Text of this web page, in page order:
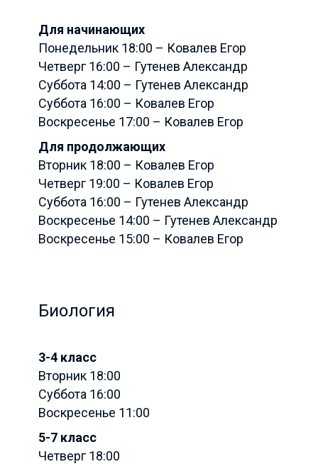
Для начинающих
Понедельник 18:00 – Ковалев Егор
Четверг 16:00 – Гутенев Александр
Суббота 14:00 – Гутенев Александр
Суббота 16:00 – Ковалев Егор
Воскресенье 17:00 – Ковалев Егор
Для продолжающих
Вторник 18:00 – Ковалев Егор
Четверг 19:00 – Ковалев Егор
Суббота 16:00 – Гутенев Александр
Воскресенье 14:00 – Гутенев Александр
Воскресенье 15:00 – Ковалев Егор
Биология
3-4 класс
Вторник 18:00
Суббота 16:00
Воскресенье 11:00
5-7 класс
Четверг 18:00